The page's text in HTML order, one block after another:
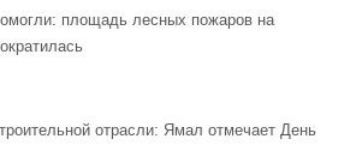
площадь лесных пожаров на
отрасли: Ямал отмечает День